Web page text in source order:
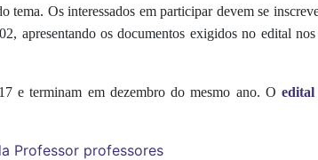
tema. Os interessados em participar devem se
apresentando os documentos exigidos no edital
e terminam em dezembro do mesmo ano. Oedital
Professor professores